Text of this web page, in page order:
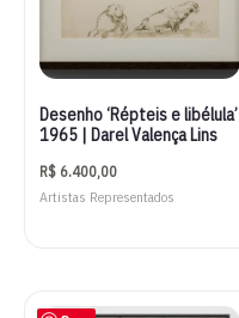
Desenho ‘Répteis e libélula’
1965 | Darel Valença Lins
R$ 6.400,00
Artistas Representados